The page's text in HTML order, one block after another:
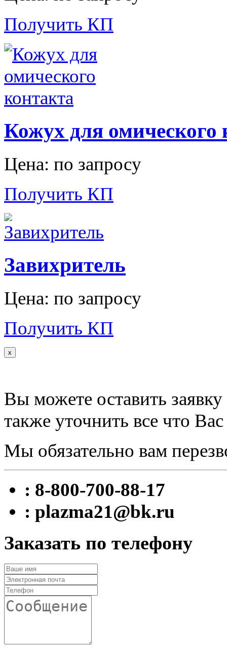
Получить КП
Кожух для омического
Цена: по запросу
Получить КП
Завихритель
Цена: по запросу
Получить КП
x
Вы можете оставить
также уточнить все что Вас
Мы обязательно вам
: 8-800-700-88-17
: plazma21@bk.ru
Заказать по телефону